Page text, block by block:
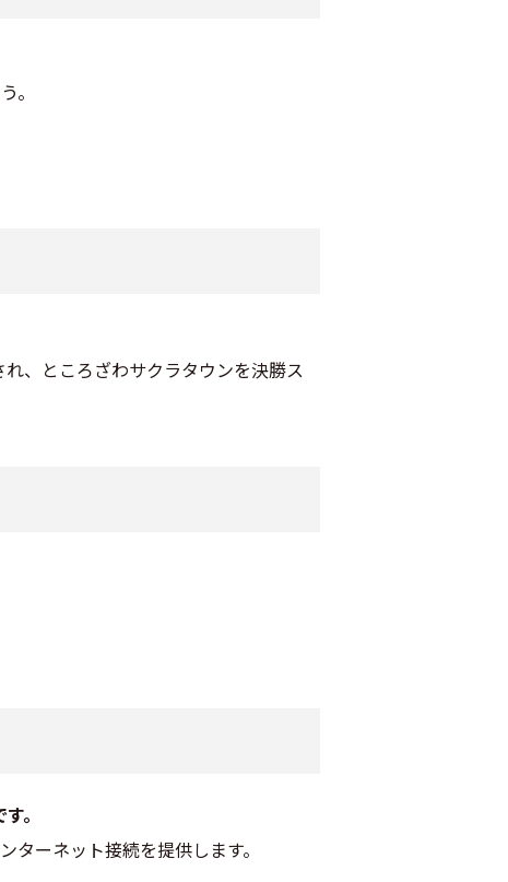
。
、ところざわサクラタウンを決勝ス
。
ーネット接続を提供します。